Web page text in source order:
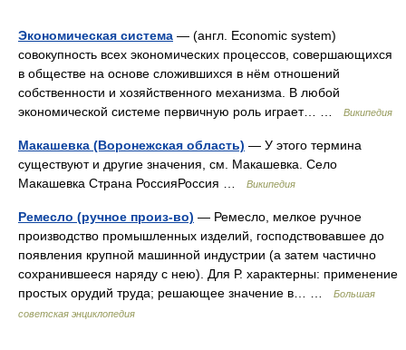
Экономическая система — (англ. Economic system)
совокупность всех экономических процессов, совершающихся
в обществе на основе сложившихся в нём отношений
собственности и хозяйственного механизма. В любой
экономической системе первичную роль играет… …
Википедия
Макашевка (Воронежская область) — У этого термина
существуют и другие значения, см. Макашевка. Село
Макашевка Страна РоссияРоссия …
Википедия
Ремесло (ручное произ-во) — Ремесло, мелкое ручное
производство промышленных изделий, господствовавшее до
появления крупной машинной индустрии (а затем частично
сохранившееся наряду с нею). Для Р. характерны: применение
простых орудий труда; решающее значение в… …
Большая
советская энциклопедия